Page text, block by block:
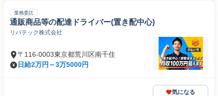
業務委託
通販商品等の配達ドライバー(置き配中心)
リバテック株式会社
〒116-0003東京都荒川区南千住
日給2万円～3万5000円
気になる